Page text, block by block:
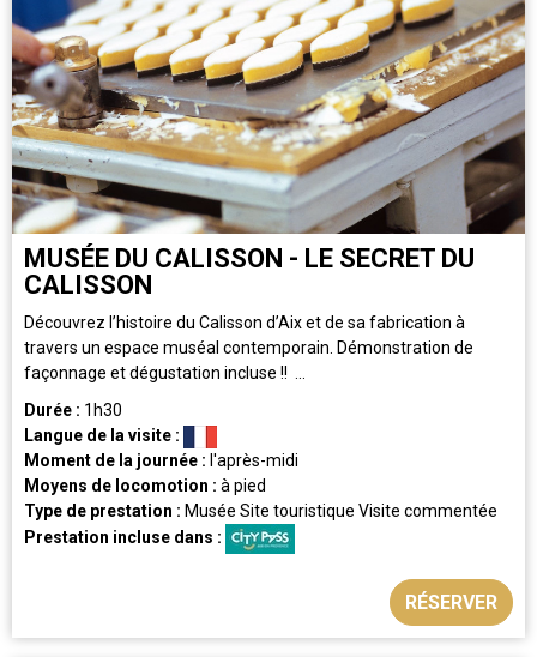
MUSÉE DU CALISSON - LE SECRET DU
CALISSON
Découvrez l’histoire du Calisson d’Aix et de sa fabrication à
travers un espace muséal contemporain. Démonstration de
façonnage et dégustation incluse !! ...
Durée : 1h30
Langue de la visite :
Moment de la journée : l'après-midi
Moyens de locomotion : à pied
Type de prestation : Musée Site touristique Visite commentée
Prestation incluse dans :
RÉSERVER